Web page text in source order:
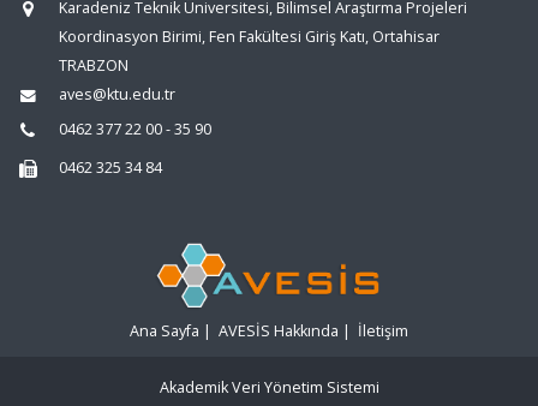
Karadeniz Teknik Üniversitesi, Bilimsel Araştırma Projeleri
Koordinasyon Birimi, Fen Fakültesi Giriş Katı, Ortahisar
TRABZON
aves@ktu.edu.tr
0462 377 22 00 - 35 90
0462 325 34 84
Ana Sayfa | AVESİS Hakkında | İletişim
Akademik Veri Yönetim Sistemi